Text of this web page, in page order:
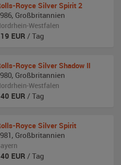
Royce Silver Spirit 2
, Großbritannien
Westfalen
EUR / Tag
Royce Silver Shadow II
, Großbritannien
Westfalen
EUR / Tag
Royce Silver Spirit
, Großbritannien
EUR / Tag